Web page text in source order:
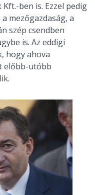
ben is. Ezzel pedig
mezőgazdaság, a
szép csendben
is. Az eddigi
hogy ahova
előbb-utóbb